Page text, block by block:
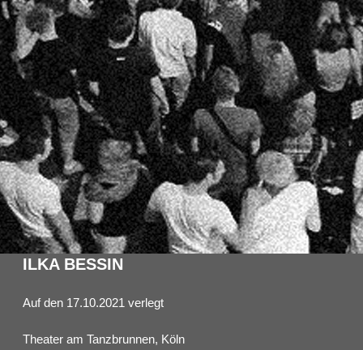
ILKA BESSIN
Auf den 17.10.2021 verlegt
Theater am Tanzbrunnen, Köln